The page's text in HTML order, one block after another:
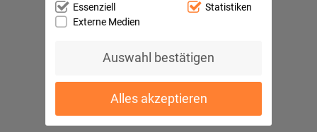
Essenziell
Statistiken
Externe Medien
Auswahl bestätigen
Alles akzeptieren
Barrierefreiheitserklärung
Sichere Bezahlung
Gute Bewertungen